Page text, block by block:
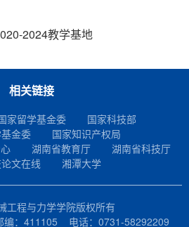
2024教学基地
相关链接
家留学基金委
国家科技部
金委
国家知识产权局
湖南省教育厅
湖南省科技厅
文在线
湘潭大学
工程与力学学院版权所有
：411105 电话：0731-58292209